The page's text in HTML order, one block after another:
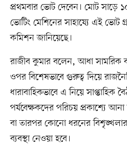
প্রথমবার ভোট দেবেন। মোট সাড়ে
ভোটিং মেশিনের সাহায্যে এই ভোট
কমিশন জানিয়েছে।
রাজীব কুমার বলেন, আধা সামরিক
ওপর বিশেষভাবে গুরুত্ব দিয়ে
ধারাবাহিকভাবে এ নিয়ে সাপ্তাহিক
পর্যবেক্ষকদের পরিচয় প্রকাশ্যে
বা তারপর কোনো ধরনের
ব্যবস্থা নেওয়া হবে।